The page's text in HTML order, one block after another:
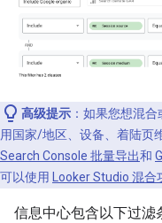
高级提示 ：如果您想混
用国家/地区、设备、着陆页
Search Console 批量导出和
可以使用
Looker Studio 混合
信息中心包含以下过滤